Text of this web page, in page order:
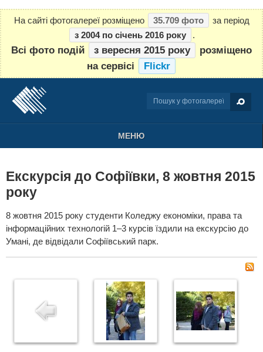
На сайті фотогалереї розміщено 35.709 фото
за період
з 2004 по січень 2016 року
.
Всі фото подій з вересня 2015 року
розміщено
на сервісі
Flickr
МЕНЮ
Екскурсія до Софіївки, 8 жовтня 2015
року
8 жовтня 2015 року студенти Коледжу економіки, права та
інформаційних технологій 1–3 курсів їздили на екскурсію до
Умані, де відвідали Софіївський парк.